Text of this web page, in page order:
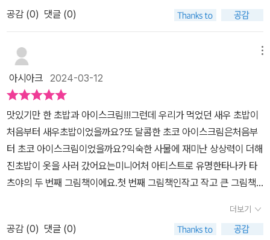
성한 글입니다.
가 결정되는 것이 바로 옷이에요!! 우리 첫째가 좋아하는 문어도 있고,
엄마가 좋아하는 연어도 있고~ 다양한 옷들 사이에서 고민하는 멋쟁
이 초밥이 눈에 띄네요~ 처음에는 초밥 이야기만 나오는 줄 알았는데
집에 있는 아이스크림 장난감 친구라며 좋아하는 아이들. 이 책을 쓴
작가는 세계적인 미니어처 아티스트 타나카 타츠야 작가랍니다. 우리
첫째가 미니어처에 관심이 많은지라 보면서 정말 신기해했어요. 저도
책장을 넘기면서 그림만 봐도 어찌나 볼거리가 풍부한지.. 한 장, 한
장 넘어가는 속도가 더딥니다. 보면서 신기한 부분 이야기도 해 보고,
재미있는 장면 이야기도 하면서 웃음꽃을 피운 우리.우리에게 익숙한
사물들이 스스로 움직이는 미니어처 세상이 참으로 신기하고 재미있
어요. 실제로 이런 세상이 있다면 정말 재미있겠죠? 우리 둘째가 제
일 좋아했던 건 바로 자동차를 사러 온 소시지! 첫째는 초밥을 제일 좋
공감 (0) 댓글 (0)
아시아크 2024-03-12
맛있기만 한 초밥과 아이스크림!!!​그런데 우리가 먹었던 새우 초밥이
처음부터 새우초밥이었을까요?​또 달콤한 초코 아이스크림은처음부
터 초코 아이스크림이었을까요?​익숙한 사물에 재미난 상상력이 더해
진초밥이 옷을 사러 갔어요는미니어처 아티스트로 유명한타나카 타
츠야의 두 번째 그림책이에요.​첫 번째 그림책인작고 작고 큰 그림책
신기한 미니어처 세상에유쾌한 상상력이 더 해져더 큰 재미로 돌아왔
답니다.초밥 먹을 때 ' 요건 새우초밥이네 '하고별 감흥 없이 먹었었는
더보기
공감 (0) 댓글 (0)